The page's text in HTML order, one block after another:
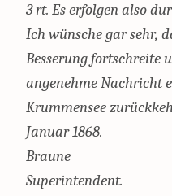
3 rt. Es erfolgen also
Ich wünsche gar sehr,
Besserung fortschreite
angenehme Nachricht
Krummensee
Januar 1868.
Braune
Superintendent.